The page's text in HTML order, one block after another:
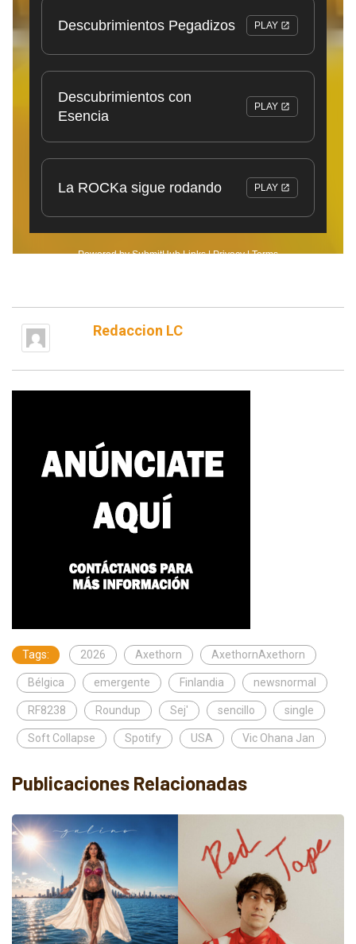
Redaccion LC
Tags: 2026 Axethorn AxethornAxethorn
Bélgica emergente Finlandia newsnormal
RF8238 Roundup Sej' sencillo single
Soft Collapse Spotify USA Vic Ohana Jan
Publicaciones Relacionadas